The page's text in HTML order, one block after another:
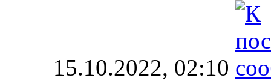
15.10.2022, 02:10